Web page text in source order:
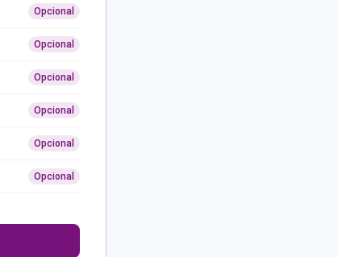
Opcional
Opcional
Opcional
Opcional
Opcional
Opcional